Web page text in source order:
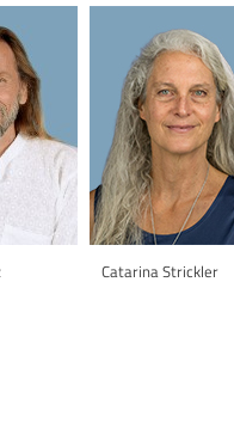
Catarina Strickler